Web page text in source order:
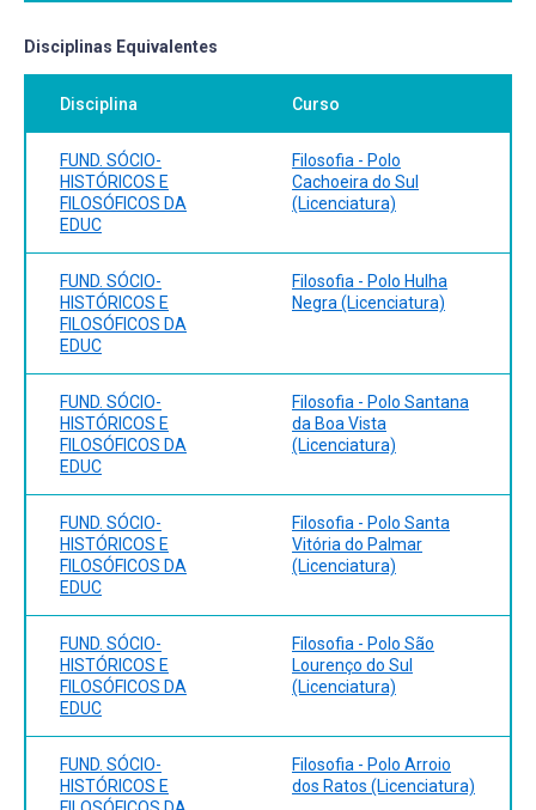
através do estudo e das categorias de fundamentos da
educação.
educação em geral e da escola. Estudar as categorias
escola. Categorias históricas apropriadas para o estudo
geral e da escola. Categorias antropológicas apropriadas
para o estudo geral e da escola. Categorias sociológicas
apropriadas para o estudo geral e da escola.
Bibliografia Básica:
ARANHA, Maria Lúcia de Arruda. Filosofia da Educação.
São Paulo: Editora Moderna, 1990. PINZANI, A. Teoria
Crítica e Justiça Social. Florianópolis: Nefiponline, 2012.
VALEIRÃO, Kelin. Fundamentos da Educação. Pelotas:
NEPFil on line, 2014.
Bibliografia Complementar:
CHAUI, Marilena. Convite à Filosofia. SP. Ática, 1999.
SANTOS, Boaventura de Souza. A crítica da razão
indolente: contra o desperdício da experiência. SP: Cortez,
2000. PEREIRA, S. PEREIRA, L. Tudo que vem à rede é
peixe? São Paulo: EDUMEDIA, 2011. SAVIANI, Dermeval.
Pedagogia histórico-crítica. 5ª ed, Campinas: Autores
associados, 1995. SEVERINO, Antonio J. Metodologia de
trabalho científico. 21 ed. SP: Cortez, 2000.
Disciplinas Equivalentes
Disciplina Curso
FUND. SÓCIO-
HISTÓRICOS E
FILOSÓFICOS DA
EDUC
Filosofia - Polo
Cachoeira do Sul
(Licenciatura)
FUND. SÓCIO-
HISTÓRICOS E
FILOSÓFICOS DA
EDUC
Filosofia - Polo Hulha
Negra (Licenciatura)
FUND. SÓCIO-
HISTÓRICOS E
FILOSÓFICOS DA
EDUC
Filosofia - Polo Santana
da Boa Vista
(Licenciatura)
FUND. SÓCIO-
HISTÓRICOS E
FILOSÓFICOS DA
EDUC
Filosofia - Polo Santa
Vitória do Palmar
(Licenciatura)
FUND. SÓCIO-
HISTÓRICOS E
FILOSÓFICOS DA
EDUC
Filosofia - Polo São
Lourenço do Sul
(Licenciatura)
FUND. SÓCIO-
HISTÓRICOS E
Filosofia - Polo Arroio
dos Ratos (Licenciatura)